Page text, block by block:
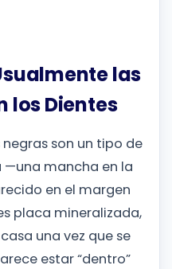
las
los Dientes
son un tipo de
mancha en la
en el margen
placa mineralizada,
una vez que se
estar “dentro”